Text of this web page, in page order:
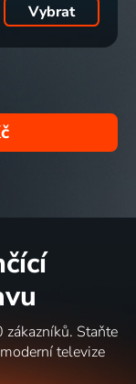
Vybrat
Staňte
televize